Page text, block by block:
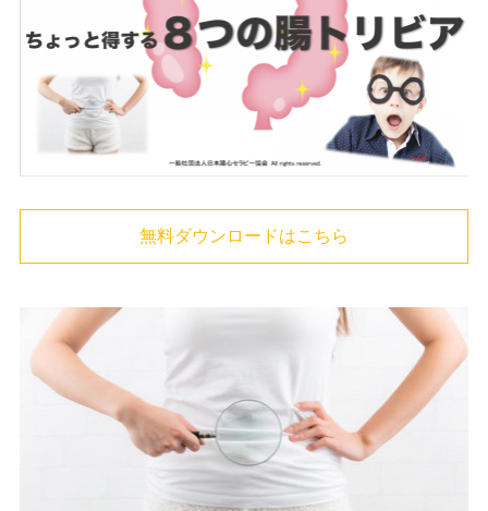
無料ダウンロードはこちら